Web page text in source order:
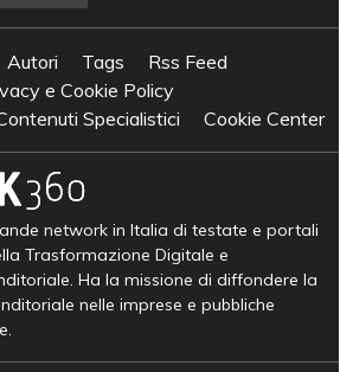
Autori Tags
Rss Feed
e Cookie Policy
Specialistici
Cookie Center
network in Italia di testate e portali
Trasformazione Digitale e
Ha la missione di diffondere la
nelle imprese e pubbliche